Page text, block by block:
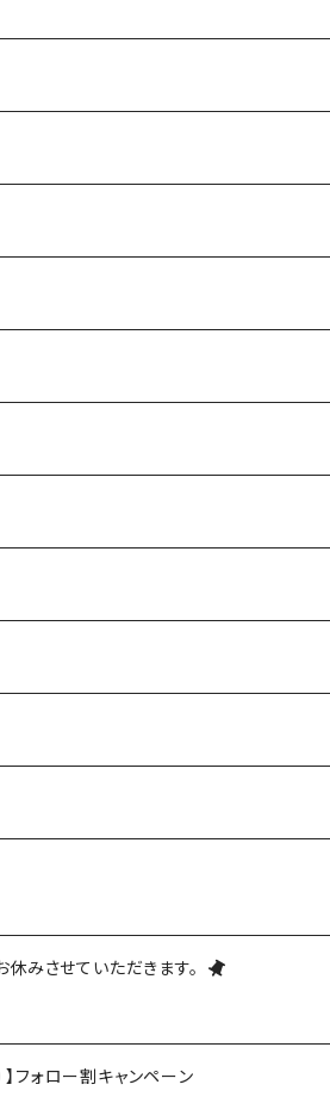
みさせていただきます。
フォロー割キャンペーン